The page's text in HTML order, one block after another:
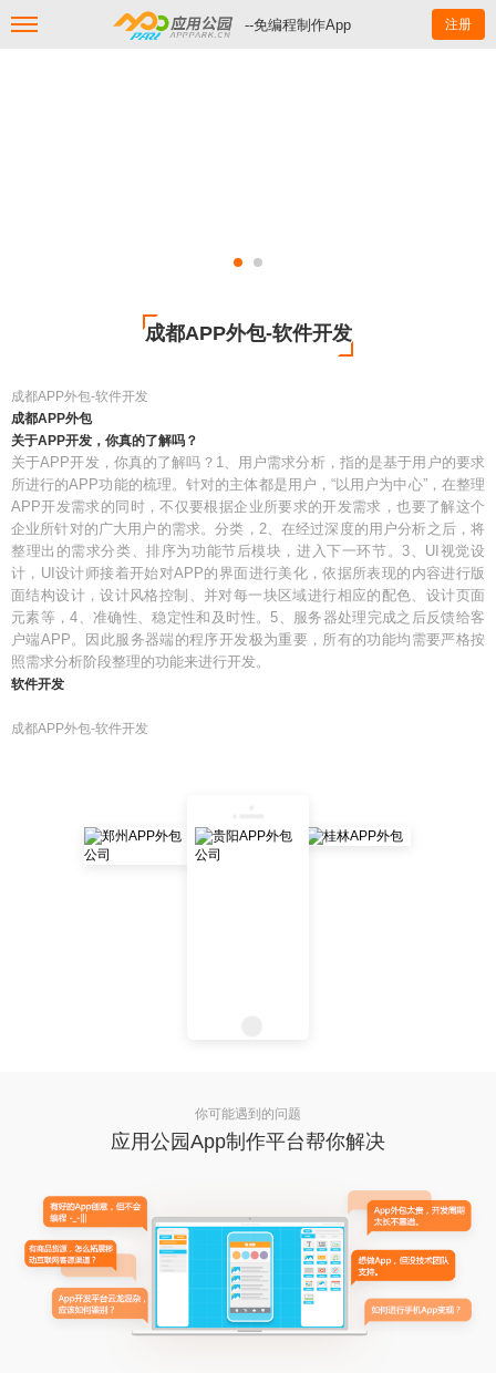
--免编程制作App 注册
成都APP外包-软件开发
成都APP外包-软件开发
成都APP外包
关于APP开发，你真的了解吗？
关于APP开发，你真的了解吗？1、用户需求分析，指的是基于用户的要求
所进行的APP功能的梳理。针对的主体都是用户，“以用户为中心”，在整理
APP开发需求的同时，不仅要根据企业所要求的开发需求，也要了解这个
企业所针对的广大用户的需求。分类，2、在经过深度的用户分析之后，将
整理出的需求分类、排序为功能节后模块，进入下一环节。3、UI视觉设
计，UI设计师接着开始对APP的界面进行美化，依据所表现的内容进行版
面结构设计，设计风格控制、并对每一块区域进行相应的配色、设计页面
元素等，4、准确性、稳定性和及时性。5、服务器处理完成之后反馈给客
户端APP。因此服务器端的程序开发极为重要，所有的功能均需要严格按
照需求分析阶段整理的功能来进行开发。
软件开发
成都APP外包-软件开发
你可能遇到的问题
应用公园App制作平台帮你解决